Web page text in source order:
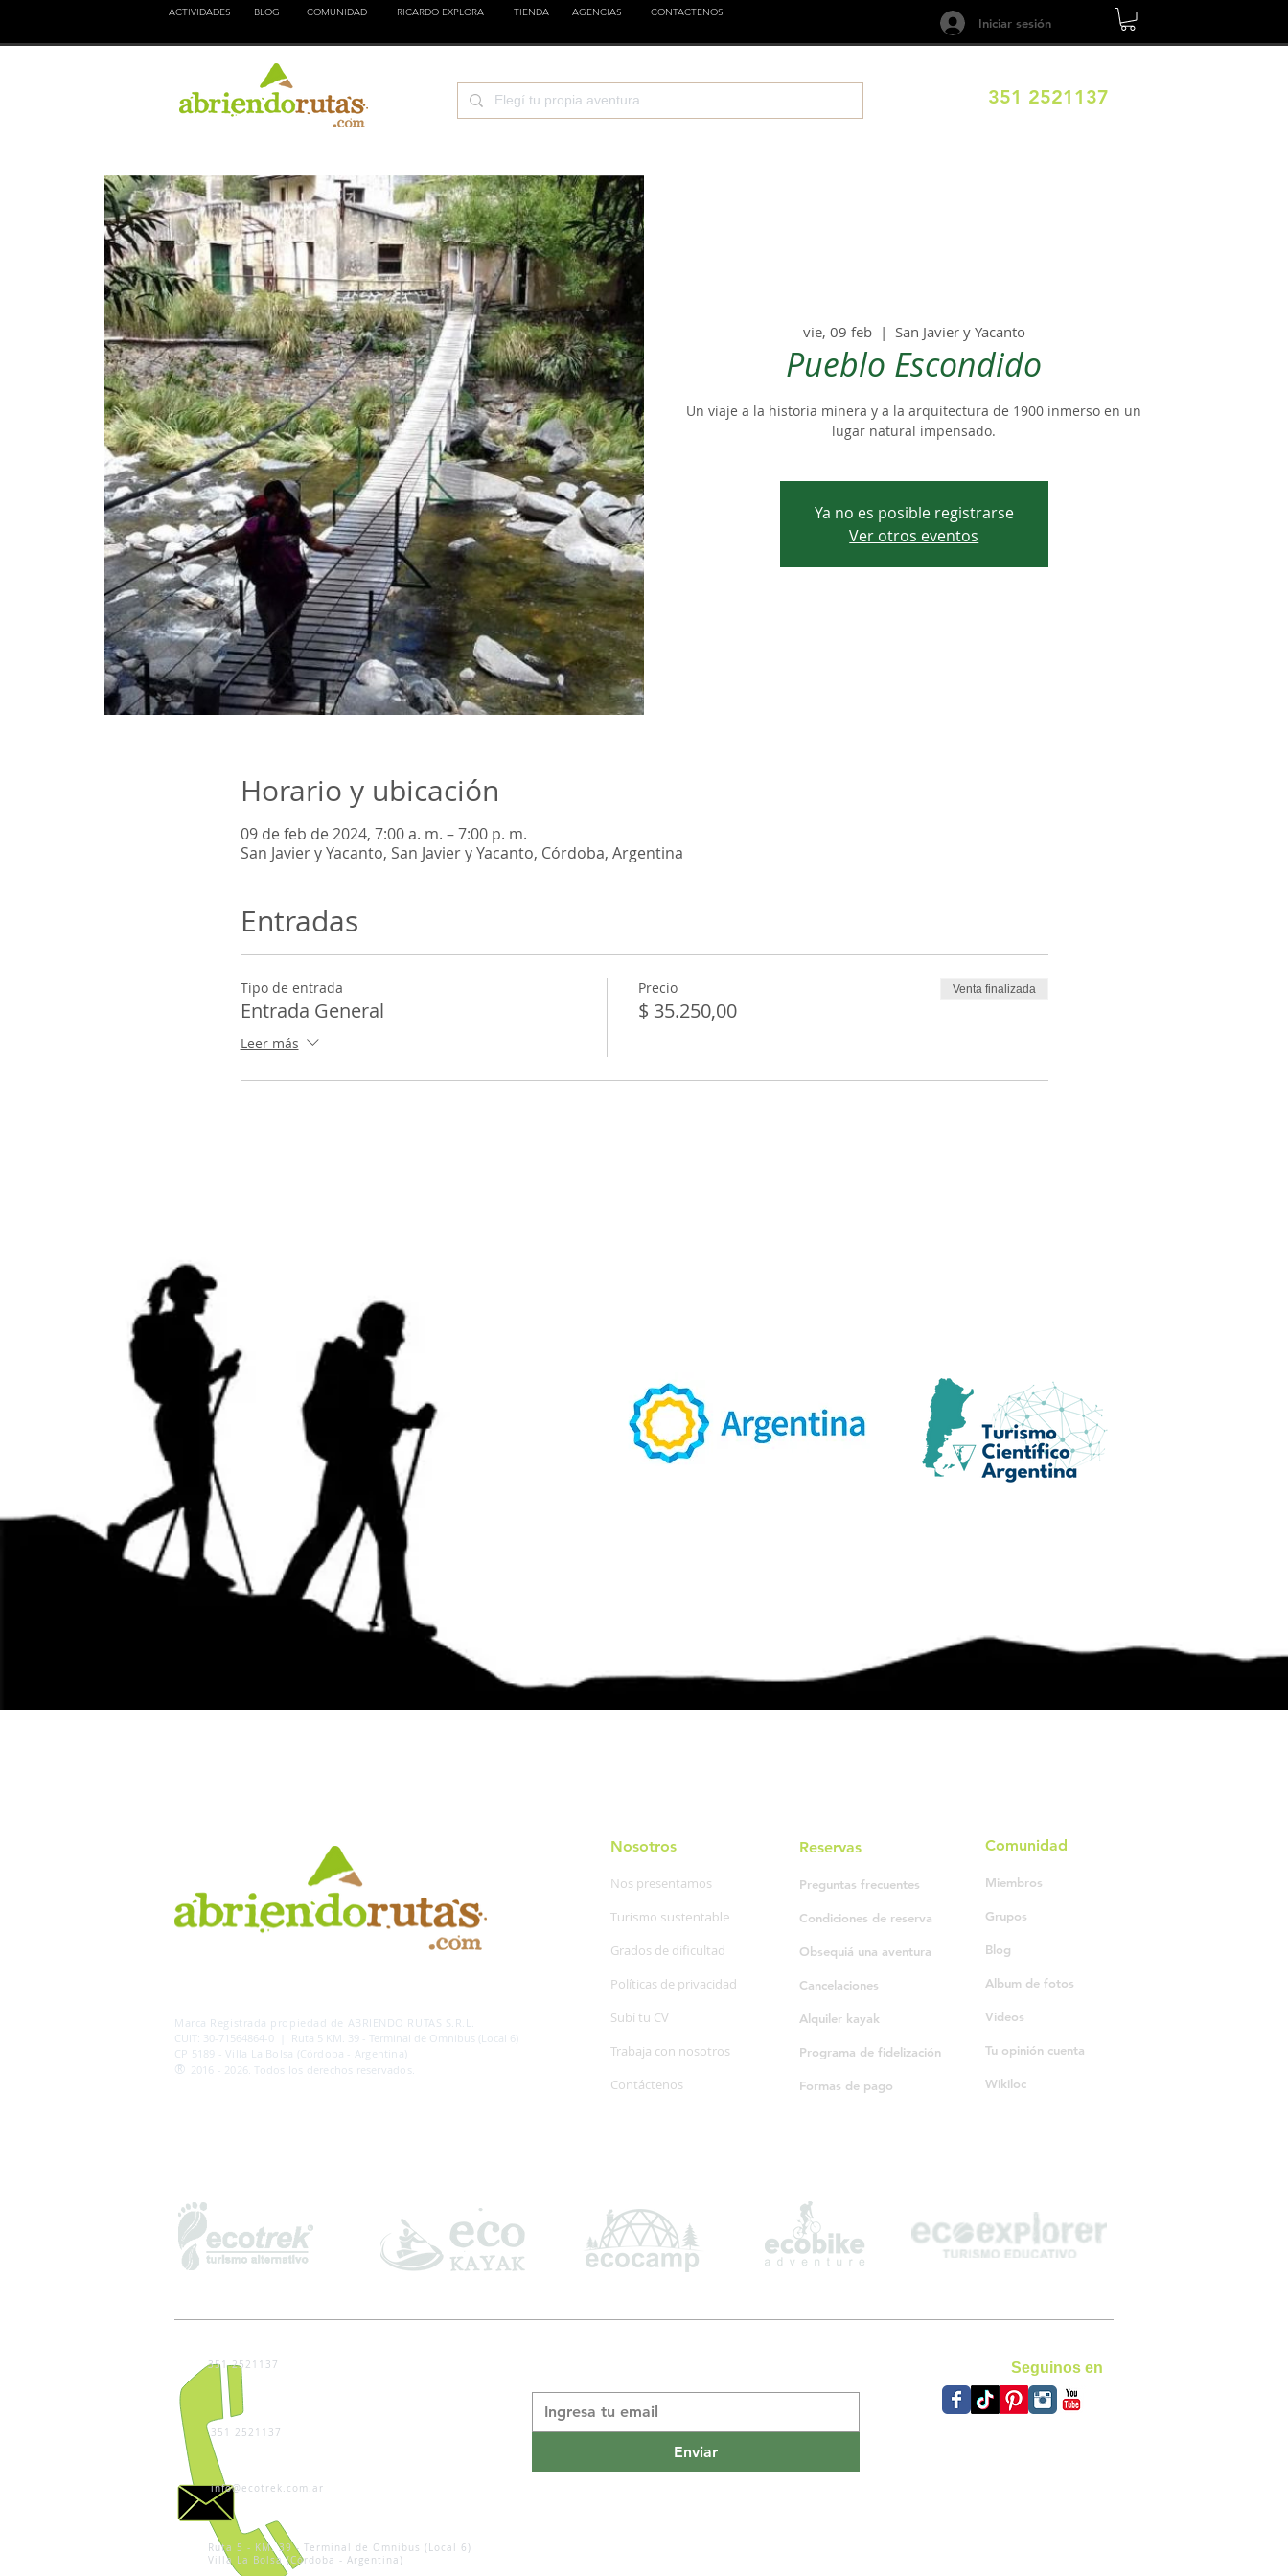
ACTIVIDADES BLOG COMUNIDAD RICARDO EXPLORA TIENDA AGENCIAS CONTACTENOS
Iniciar sesión
351 2521137
vie, 09 feb
  |
San Javier y Yacanto
Pueblo Escondido
Un viaje a la historia minera y a la arquitectura de 1900 inmerso en un
lugar natural impensado.
Ya no es posible registrarse
Ver otros eventos
Horario y ubicación
09 de feb de 2024, 7:00 a. m. – 7:00 p. m.
San Javier y Yacanto, San Javier y Yacanto, Córdoba, Argentina
Entradas
Tipo de entrada
Entrada General
Leer más
Precio
$ 35.250,00
Venta finalizada
Marca Registrada propiedad de ABRIENDO RUTAS S.R.L.
CUIT: 30-71564864-0 | Ruta 5 KM. 39 - Terminal de Omnibus (Local 6)
CP 5189 - Villa La Bolsa (Córdoba - Argentina)
® 2016 - 2026. Todos los derechos reservados.
Nosotros
Nos presentamos
Turismo sustentable
Grados de dificultad
Políticas de privacidad
Subí tu CV
Trabaja con nosotros
Contáctenos
Reservas
Preguntas frecuentes
Condiciones de reserva
Obsequiá una aventura
Cancelaciones
Alquiler kayak
Programa de fidelización
Formas de pago
Comunidad
Miembros
Grupos
Blog
Album de fotos
Videos
Tu opinión cuenta
Wikiloc
Seguinos en
351 2521137
351 2521137
info@ecotrek.com.ar
Ruta 5 - KM. 39 - Terminal de Omnibus (Local 6)
Villa La Bolsa (Córdoba - Argentina)
Enviar